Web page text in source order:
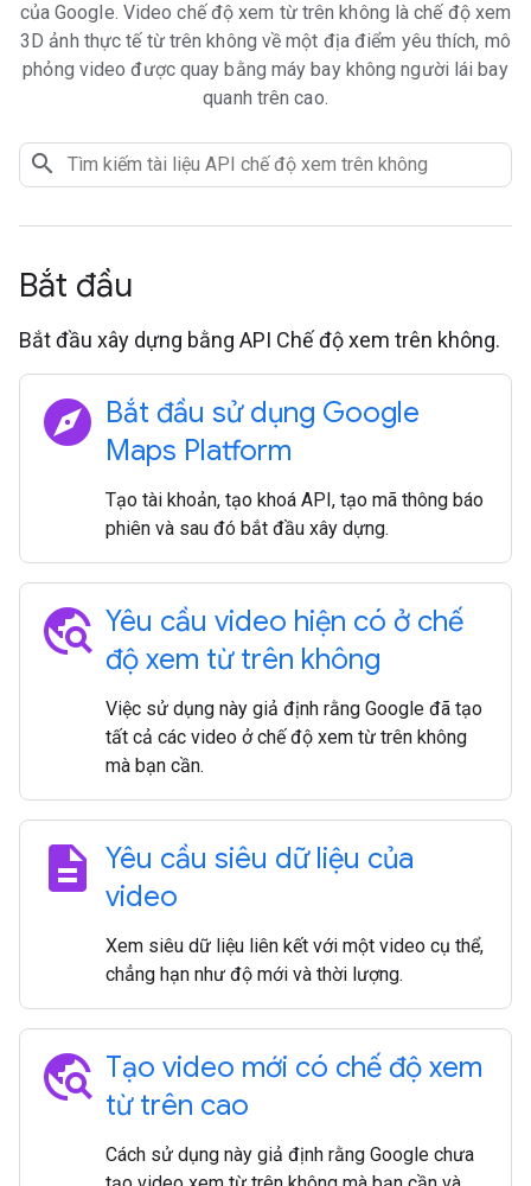
của Google. Video chế độ xem từ trên không là chế độ xem
3D ảnh thực tế từ trên không về một địa điểm yêu thích, mô
phỏng video được quay bằng máy bay không người lái bay
quanh trên cao.
Bắt đầu
Bắt đầu xây dựng bằng API Chế độ xem trên không.
explore Bắt đầu sử dụng Google
Maps Platform
Tạo tài khoản, tạo khoá API, tạo mã thông báo
phiên và sau đó bắt đầu xây dựng.
travel_explore Yêu cầu video hiện có ở chế
độ xem từ trên không
Việc sử dụng này giả định rằng Google đã tạo
tất cả các video ở chế độ xem từ trên không
mà bạn cần.
description Yêu cầu siêu dữ liệu của
video
Xem siêu dữ liệu liên kết với một video cụ thể,
chẳng hạn như độ mới và thời lượng.
travel_explore Tạo video mới có chế độ xem
từ trên cao
Cách sử dụng này giả định rằng Google chưa